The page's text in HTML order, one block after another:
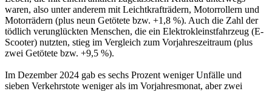
waren, also unter anderem mit Leichtkrafträdern, Motorrollern und
Motorrädern (plus neun Getötete bzw. +1,8 %). Auch die Zahl der
tödlich verunglückten Menschen, die ein Elektrokleinstfahrzeug (E-
Scooter) nutzten, stieg im Vergleich zum Vorjahreszeitraum (plus
zwei Getötete bzw. +9,5 %).
Im Dezember 2024 gab es sechs Prozent weniger Unfälle und
sieben Verkehrstote weniger als im Vorjahresmonat, aber zwei